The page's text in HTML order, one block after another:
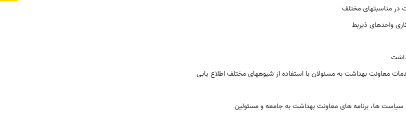
مناسبتهای مختلف
واحدهای ذیربط
معاونت بهداشت به مسئولان با استفاده از شیوههای مختلف اطلاع یابی
سیاست ها، برنامه های معاونت بهداشت به جامعه و مسئولین